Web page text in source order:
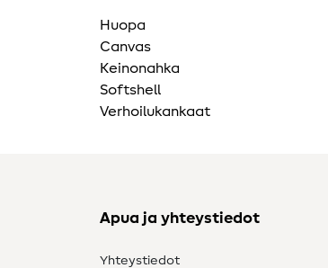
Huopa
Canvas
Keinonahka
Softshell
Verhoilukankaat
Apua ja yhteystiedot
Yhteystiedot